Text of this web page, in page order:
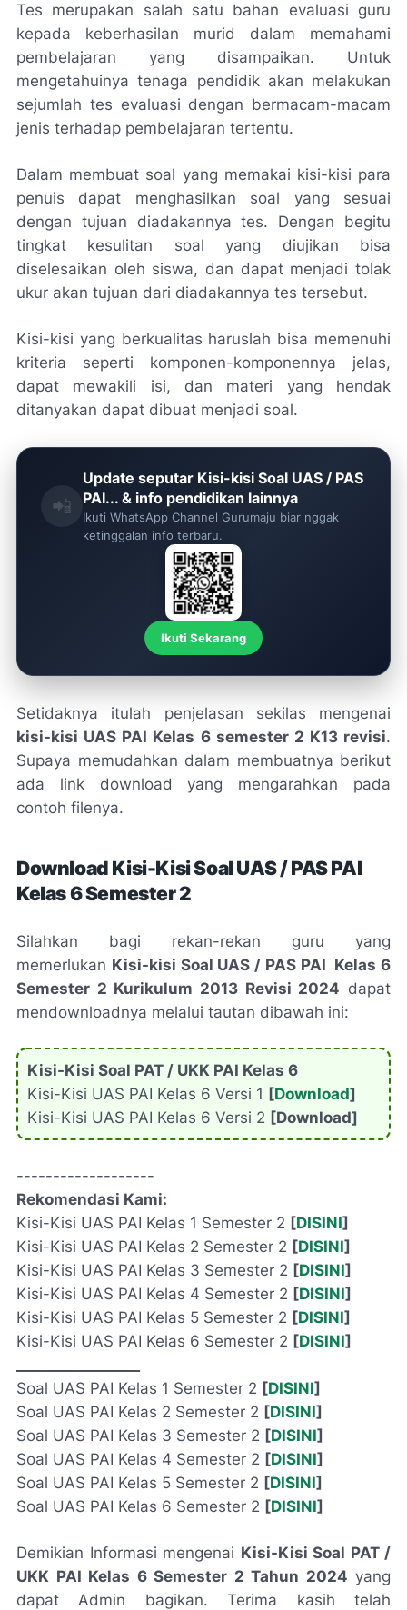
Tes merupakan salah satu bahan evaluasi guru
kepada keberhasilan murid dalam memahami
pembelajaran yang disampaikan. Untuk
mengetahuinya tenaga pendidik akan melakukan
sejumlah tes evaluasi dengan bermacam-macam
jenis terhadap pembelajaran tertentu.
Dalam membuat soal yang memakai kisi-kisi para
penuis dapat menghasilkan soal yang sesuai
dengan tujuan diadakannya tes. Dengan begitu
tingkat kesulitan soal yang diujikan bisa
diselesaikan oleh siswa, dan dapat menjadi tolak
ukur akan tujuan dari diadakannya tes tersebut.
Kisi-kisi yang berkualitas haruslah bisa memenuhi
kriteria seperti komponen-komponennya jelas,
dapat mewakili isi, dan materi yang hendak
ditanyakan dapat dibuat menjadi soal.
📲
Update seputar Kisi-kisi Soal UAS / PAS
PAI... & info pendidikan lainnya
Ikuti WhatsApp Channel Gurumaju biar nggak
ketinggalan info terbaru.
Ikuti Sekarang
Setidaknya itulah penjelasan sekilas mengenai
kisi-kisi UAS PAI Kelas 6 semester 2 K13 revisi.
Supaya memudahkan dalam membuatnya berikut
ada link download yang mengarahkan pada
contoh filenya.
Download Kisi-Kisi Soal UAS / PAS PAI
Kelas 6 Semester 2
Silahkan bagi rekan-rekan guru yang
memerlukan Kisi-kisi Soal UAS / PAS PAI Kelas 6
Semester 2 Kurikulum 2013 Revisi 2024 dapat
mendownloadnya melalui tautan dibawah ini:
Kisi-Kisi Soal PAT / UKK PAI Kelas 6
Kisi-Kisi UAS PAI Kelas 6 Versi 1 [Download]
Kisi-Kisi UAS PAI Kelas 6 Versi 2 [Download]
-------------------
Rekomendasi Kami:
Kisi-Kisi UAS PAI Kelas 1 Semester 2 [DISINI]
Kisi-Kisi UAS PAI Kelas 2 Semester 2 [DISINI]
Kisi-Kisi UAS PAI Kelas 3 Semester 2 [DISINI]
Kisi-Kisi UAS PAI Kelas 4 Semester 2 [DISINI]
Kisi-Kisi UAS PAI Kelas 5 Semester 2 [DISINI]
Kisi-Kisi UAS PAI Kelas 6 Semester 2 [DISINI]
Soal UAS PAI Kelas 1 Semester 2 [DISINI]
Soal UAS PAI Kelas 2 Semester 2 [DISINI]
Soal UAS PAI Kelas 3 Semester 2 [DISINI]
Soal UAS PAI Kelas 4 Semester 2 [DISINI]
Soal UAS PAI Kelas 5 Semester 2 [DISINI]
Soal UAS PAI Kelas 6 Semester 2 [DISINI]
Demikian Informasi mengenai Kisi-Kisi Soal PAT /
UKK PAI Kelas 6 Semester 2 Tahun 2024 yang
dapat Admin bagikan. Terima kasih telah